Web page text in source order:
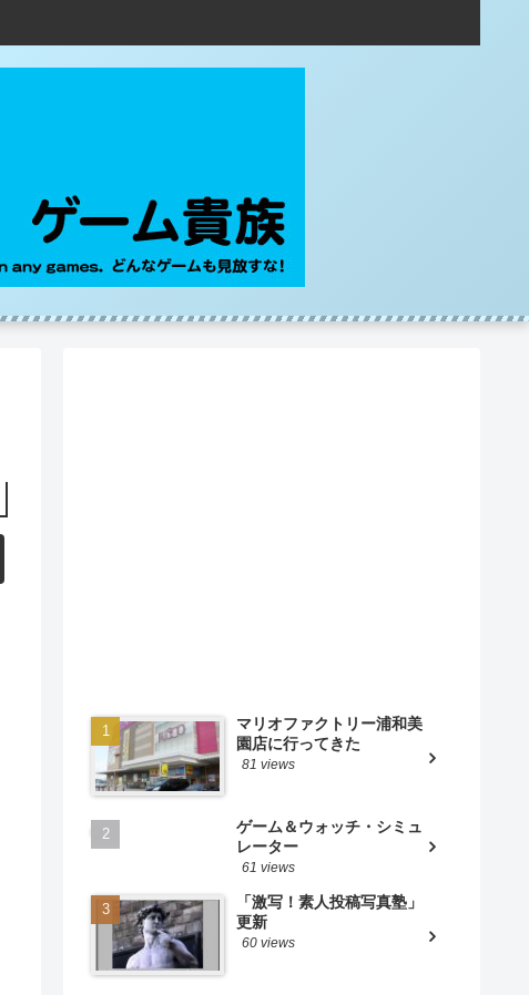
マリオファクトリー浦和美
園店に行ってきた
81 views
ゲーム＆ウォッチ・シミュ
レーター
61 views
「激写！素人投稿写真塾」
更新
60 views